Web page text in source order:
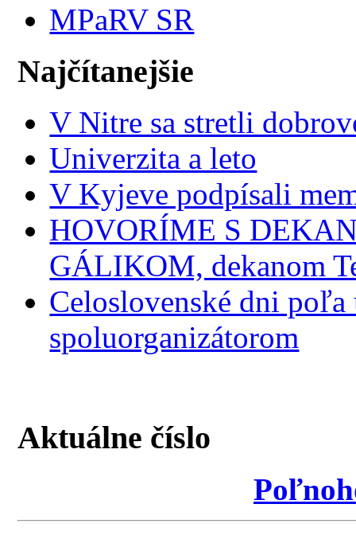
MPaRV SR
Najčítanejšie
V Nitre sa stretli
Univerzita a leto
V Kyjeve podpísali
HOVORÍME S
GÁLIKOM, dekanom
Celoslovenské dni
spoluorganizátorom
Aktuálne číslo